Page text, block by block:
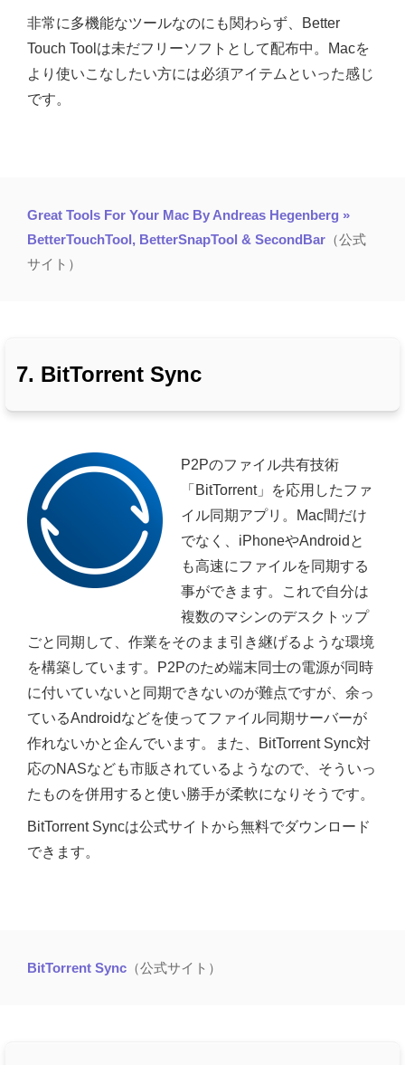
非常に多機能なツールなのにも関わらず、Better
Touch Toolは未だフリーソフトとして配布中。Macを
より使いこなしたい方には必須アイテムといった感じ
です。
Great Tools For Your Mac By Andreas Hegenberg »
BetterTouchTool, BetterSnapTool & SecondBar （公式
サイト）
7. BitTorrent Sync
P2Pのファイル共有技術
「BitTorrent」を応用したファ
イル同期アプリ。Mac間だけ
でなく、iPhoneやAndroidと
も高速にファイルを同期する
事ができます。これで自分は
複数のマシンのデスクトップ
ごと同期して、作業をそのまま引き継げるような環境
を構築しています。P2Pのため端末同士の電源が同時
に付いていないと同期できないのが難点ですが、余っ
ているAndroidなどを使ってファイル同期サーバーが
作れないかと企んでいます。また、BitTorrent Sync対
応のNASなども市販されているようなので、そういっ
たものを併用すると使い勝手が柔軟になりそうです。
BitTorrent Syncは公式サイトから無料でダウンロード
できます。
BitTorrent Sync （公式サイト）